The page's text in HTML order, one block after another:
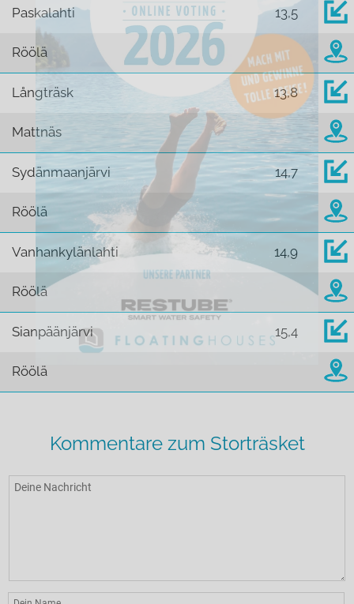
Paskalahti 13,5
Röölä
Långträsk 13,8
Mattnäs
Sydänmaanjärvi 14,7
Röölä
Vanhankylänlahti 14,9
Röölä
Sianpäänjärvi 15,4
Röölä
Kommentare zum Storträsket